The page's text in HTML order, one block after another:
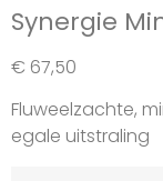
Synergie
€ 67,50
Fluweelzachte,
egale uitstraling